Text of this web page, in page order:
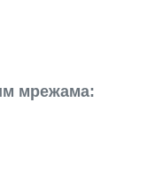
мрежама: